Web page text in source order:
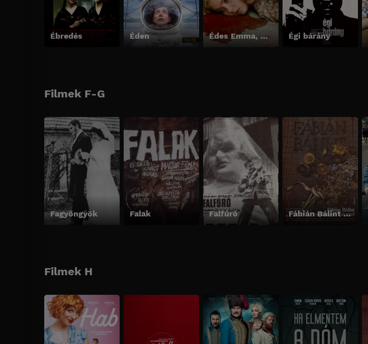
Ébredés Éden Édes Emma, drága Böbe Égi bárány
Filmek F-G
Fagyöngyök Falak Falfúró Fábián Bálint találkozása Istennel
Filmek H